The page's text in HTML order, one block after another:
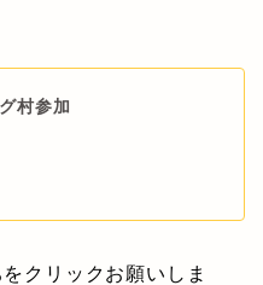
村参加
クリックお願いしま